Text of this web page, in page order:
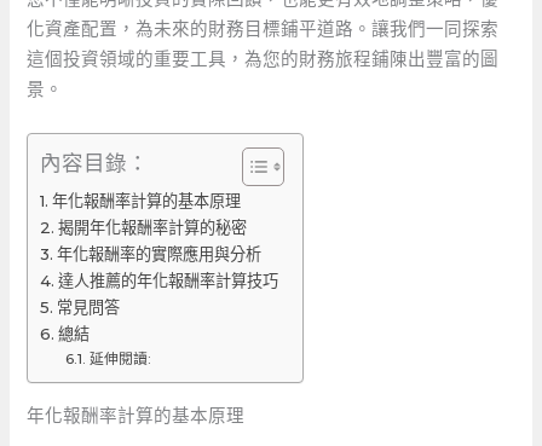
化資產配置，為未來的財務目標鋪平道路。讓我們一同探索
這個投資領域的重要工具，為您的財務旅程鋪陳出豐富的圖
景。
內容目錄：
年化報酬率計算的基本原理
揭開年化報酬率計算的秘密
年化報酬率的實際應用與分析
達人推薦的年化報酬率計算技巧
常見問答
總結
延伸閱讀:
年化報酬率計算的基本原理